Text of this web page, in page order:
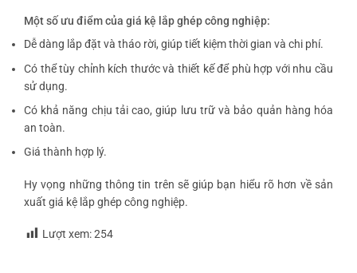
Một số ưu điểm của giá kệ lắp ghép công nghiệp:
Dễ dàng lắp đặt và tháo rời, giúp tiết kiệm thời gian và chi phí.
Có thể tùy chỉnh kích thước và thiết kế để phù hợp với nhu cầu
sử dụng.
Có khả năng chịu tải cao, giúp lưu trữ và bảo quản hàng hóa
an toàn.
Giá thành hợp lý.
Hy vọng những thông tin trên sẽ giúp bạn hiểu rõ hơn về sản
xuất giá kệ lắp ghép công nghiệp.
Lượt xem:254